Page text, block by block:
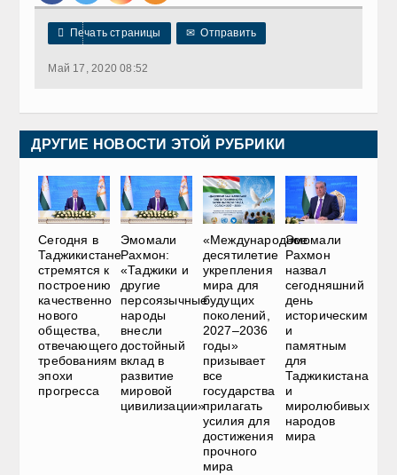
 Печать страницы ✉ Отправить
Май 17, 2020 08:52
ДРУГИЕ НОВОСТИ ЭТОЙ РУБРИКИ
Сегодня в
Таджикистане
стремятся к
построению
качественно
нового
общества,
отвечающего
требованиям
эпохи
прогресса
Эмомали
Рахмон:
«Таджики и
другие
персоязычные
народы
внесли
достойный
вклад в
развитие
мировой
цивилизации»
«Международное
десятилетие
укрепления
мира для
будущих
поколений,
2027–2036
годы»
призывает
все
государства
прилагать
усилия для
достижения
прочного
мира
Эмомали
Рахмон
назвал
сегодняшний
день
историческим
и
памятным
для
Таджикистана
и
миролюбивых
народов
мира